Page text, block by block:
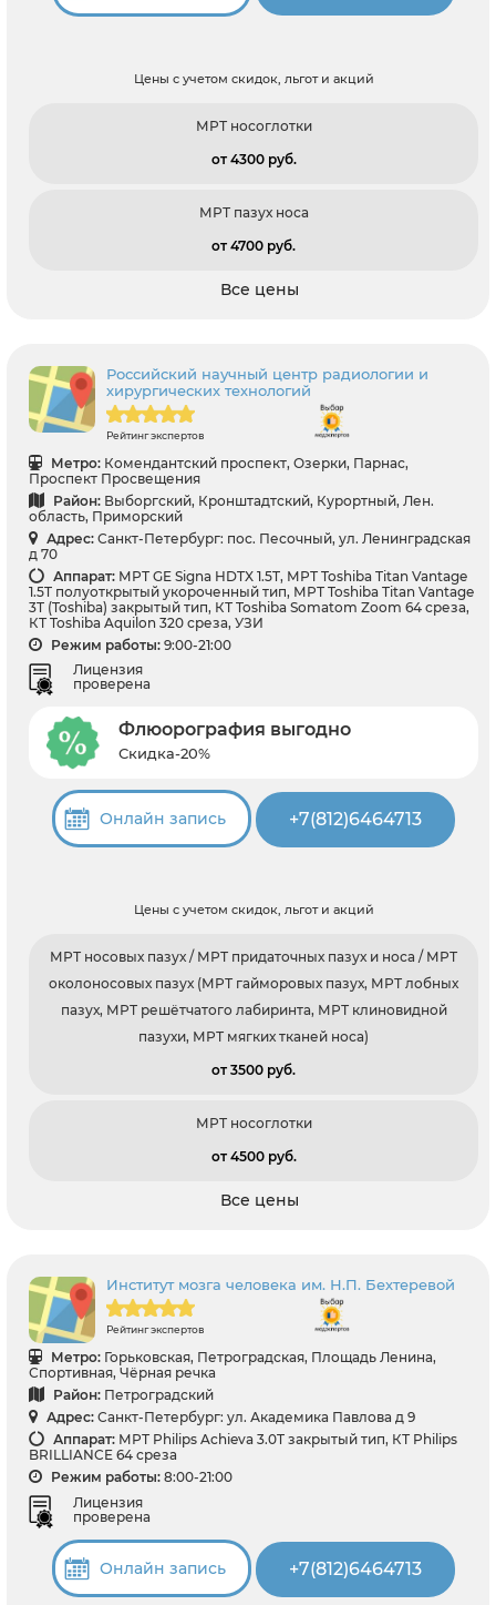
Цены с учетом скидок, льгот и акций
МРТ носоглотки
от 4300 pуб.
МРТ пазух носа
от 4700 pуб.
Все цены
Российский научный центр радиологии и
хирургических технологий
Рейтинг экспертов
Метро: Комендантский проспект, Озерки, Парнас,
Проспект Просвещения
Район: Выборгский, Кронштадтский, Курортный, Лен.
область, Приморский
Адрес: Санкт-Петербург: пос. Песочный, ул. Ленинградская
д 70
Аппарат: МРТ GE Signa HDTX 1.5T, МРТ Toshiba Titan Vantage
1.5T полуоткрытый укороченный тип, МРТ Toshiba Titan Vantage
3T (Toshiba) закрытый тип, КТ Toshiba Somatom Zoom 64 среза,
КТ Toshiba Aquilon 320 среза, УЗИ
Режим работы: 9:00-21:00
Лицензия
проверена
Флюорография выгодно
Скидка-20%
Онлайн запись +7(812)6464713
Цены с учетом скидок, льгот и акций
МРТ носовых пазух / МРТ придаточных пазух и носа / МРТ
околоносовых пазух (МРТ гайморовых пазух, МРТ лобных
пазух, МРТ решётчатого лабиринта, МРТ клиновидной
пазухи, МРТ мягких тканей носа)
от 3500 pуб.
МРТ носоглотки
от 4500 pуб.
Все цены
Институт мозга человека им. Н.П. Бехтеревой
Рейтинг экспертов
Метро: Горьковская, Петроградская, Площадь Ленина,
Спортивная, Чёрная речка
Район: Петроградский
Адрес: Санкт-Петербург: ул. Академика Павлова д 9
Аппарат: МРТ Philips Achieva 3.0T закрытый тип, КТ Philips
BRILLIANCE 64 среза
Режим работы: 8:00-21:00
Лицензия
проверена
Онлайн запись +7(812)6464713